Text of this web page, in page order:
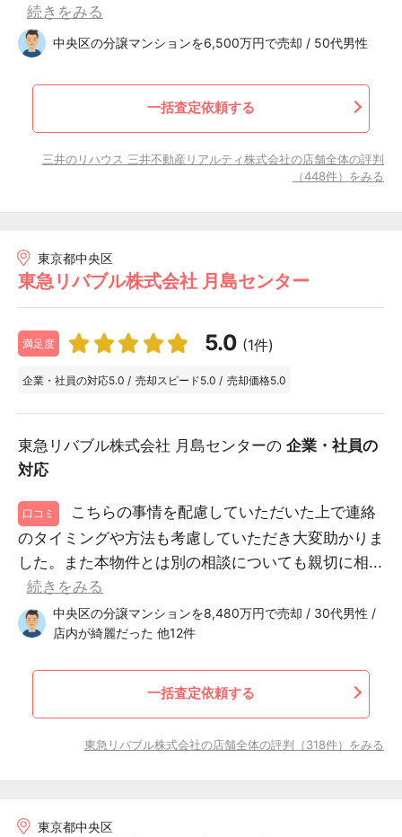
続きをみる
中央区の分譲マンションを6,500万円で売却 / 50代男性
一括査定依頼する
三井のリハウス 三井不動産リアルティ株式会社の店舗全体の評判
（448件）をみる
東京都中央区
東急リバブル株式会社 月島センター
満足度 5.0 (1件)
企業・社員の対応5.0 / 売却スピード5.0 / 売却価格5.0
東急リバブル株式会社 月島センターの 企業・社員の
対応
口コミ
こちらの事情を配慮していただいた上で連絡
のタイミングや方法も考慮していただき大変助かりま
した。また本物件とは別の相談についても親切に相...
続きをみる
中央区の分譲マンションを8,480万円で売却 / 30代男性 /
店内が綺麗だった 他12件
一括査定依頼する
東急リバブル株式会社の店舗全体の評判（318件）をみる
東京都中央区